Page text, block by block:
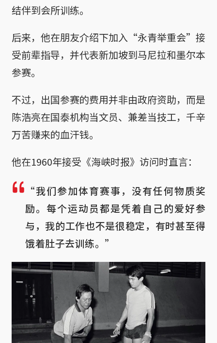
结伴到会所训练。
后来，他在朋友介绍下加入“永青举重会”接
受前辈指导，并代表新加坡到马尼拉和墨尔本
参赛。
不过，出国参赛的费用并非由政府资助，而是
陈浩亮在国泰机构当文员、兼差当技工，千辛
万苦赚来的血汗钱。
他在1960年接受《海峡时报》访问时直言：
“我们参加体育赛事，没有任何物质奖
励。每个运动员都是凭着自己的爱好参
与，我的工作也不是很稳定，有时甚至得
饿着肚子去训练。”